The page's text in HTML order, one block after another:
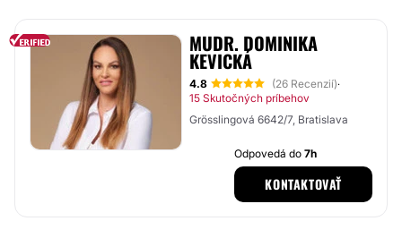
MUDR. DOMINIKA
KEVICKÁ
4.8 (26 Recenzií)·
15 Skutočných príbehov
Grösslingová 6642/7, Bratislava
Odpovedá do7h
KONTAKTOVAŤ